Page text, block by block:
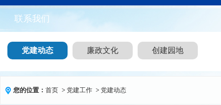
联系我们
党建动态 廉政文化 创建园地
您的位置： 首页 > 党建工作 > 党建动态